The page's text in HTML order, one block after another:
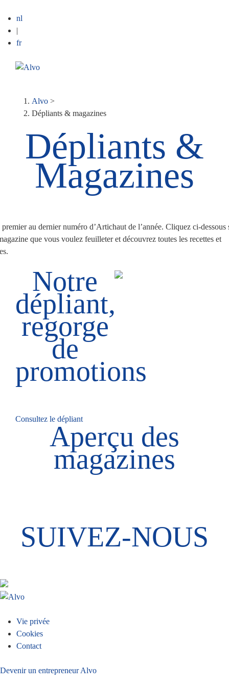
nl
|
fr
Fil
d'Ariane
Alvo >
Dépliants & magazines
Dépliants &
Magazines
au dernier numéro d’Artichaut de l’année. Cliquez ci-dessous
que vous voulez feuilleter et découvrez toutes les recettes et
Notre
dépliant,
regorge
de
promotions
Consultez le dépliant
Aperçu des
magazines
SUIVEZ-NOUS
Menu
Pied
de
Vie privée
Cookies
Contact
Devenir un entrepreneur Alvo